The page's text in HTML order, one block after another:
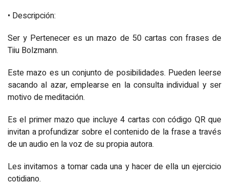
• Descripción:
Ser y Pertenecer es un mazo de 50 cartas con frases de
Tiiu Bolzmann.
Este mazo es un conjunto de posibilidades. Pueden leerse
sacando al azar, emplearse en la consulta individual y ser
motivo de meditación.
Es el primer mazo que incluye 4 cartas con código QR que
invitan a profundizar sobre el contenido de la frase a través
de un audio en la voz de su propia autora.
Les invitamos a tomar cada una y hacer de ella un ejercicio
cotidiano.